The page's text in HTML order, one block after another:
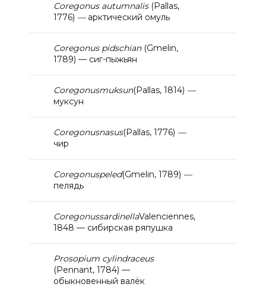
Coregonus autumnalis(Pallas,
1776) —арктический омуль
Coregonus pidschian(Gmelin,
1789) — сиг-пыжьян
Coregonusmuksun(Pallas, 1814) —
муксун
Coregonusnasus(Pallas, 1776) —
чир
Coregonuspeled(Gmelin, 1789) —
пелядь
CoregonussardinellaValenciennes,
1848 — сибирская ряпушка
Рrosopium cylindraceus
(Pennant, 1784) —
обыкновенный валёк